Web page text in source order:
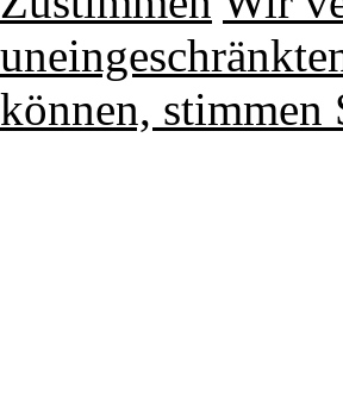
können, stimmen